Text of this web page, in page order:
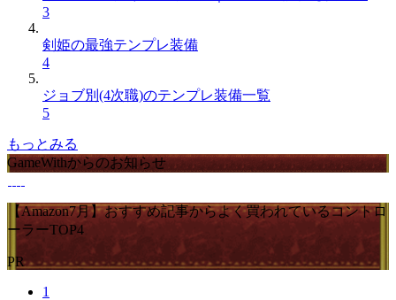
3
剣姫の最強テンプレ装備
4
ジョブ別(4次職)のテンプレ装備一覧
5
もっとみる
GameWithからのお知らせ
【Amazon7月】おすすめ記事からよく買われているコントロ
ーラーTOP4
PR
1